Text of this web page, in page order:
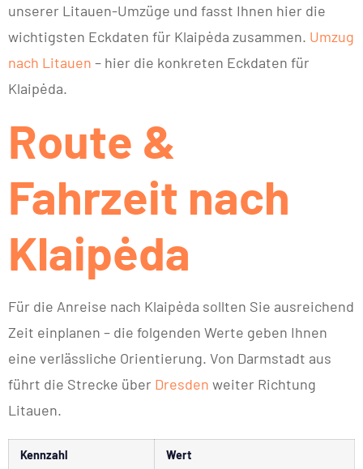
unserer Litauen-Umzüge und fasst Ihnen hier die
wichtigsten Eckdaten für Klaipėda zusammen. Umzug
nach Litauen – hier die konkreten Eckdaten für
Klaipėda.
Route &
Fahrzeit nach
Klaipėda
Für die Anreise nach Klaipėda sollten Sie ausreichend
Zeit einplanen – die folgenden Werte geben Ihnen
eine verlässliche Orientierung. Von Darmstadt aus
führt die Strecke über Dresden weiter Richtung
Litauen.
Kennzahl Wert